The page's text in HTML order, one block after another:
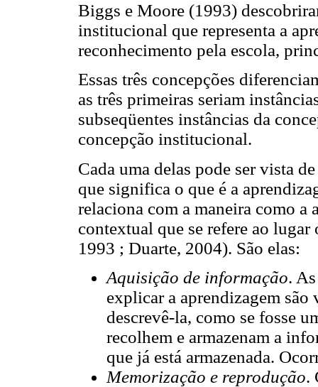
Biggs e Moore (1993)
institucional que representa a
reconhecimento pela escola,
Essas três concepções
as três primeiras seriam
subseqüentes instâncias da
concepção institucional.
Cada uma delas pode ser vista
que significa o que é a
relaciona com a maneira como a
contextual que se refere ao
1993 ; Duarte, 2004). São elas:
Aquisição de informação.
explicar a aprendizagem são
descrevê-la, como se fosse
recolhem e armazenam a
que já está armazenada.
Memorização e reprodução.